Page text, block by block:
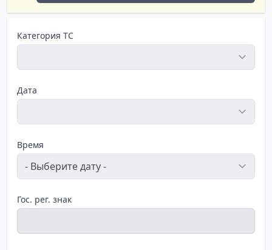
Категория ТС
Дата
Время
Гос. рег. знак